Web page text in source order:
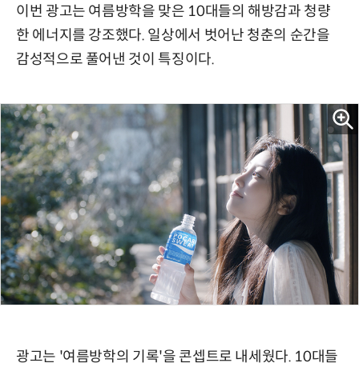
이번 광고는 여름방학을 맞은 10대들의 해방감과 청량
한 에너지를 강조했다. 일상에서 벗어난 청춘의 순간을
감성적으로 풀어낸 것이 특징이다.
광고는 '여름방학의 기록'을 콘셉트로 내세웠다. 10대들